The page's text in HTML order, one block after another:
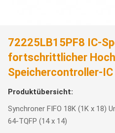
72225LB15PF8 IC-
fortschrittlicher
Speichercontroller-IC
Produktübersicht:
Synchroner FIFO 18K (1K x 18)
64-TQFP (14 x 14)